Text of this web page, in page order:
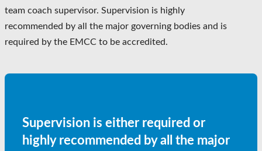
team coach supervisor. Supervision is highly
recommended by all the major governing bodies and is
required by the EMCC to be accredited.
Supervision is either required or
highly recommended by all the major